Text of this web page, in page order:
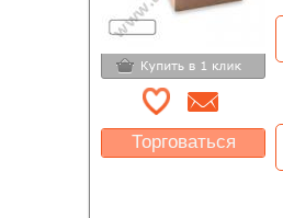
Торговаться